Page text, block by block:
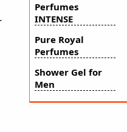
.
Perfumes
INTENSE
Pure Royal
Perfumes
Shower Gel for
Men